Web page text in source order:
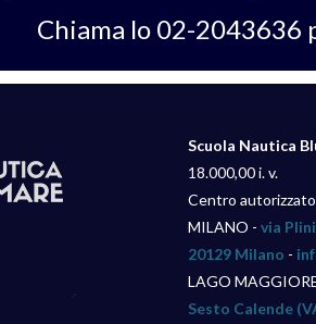
Chiama lo 02-
Scuola Nautica
18.000,00 i. v.
Centro
MILANO - via
20129 Milano -
LAGO
Sesto Calende